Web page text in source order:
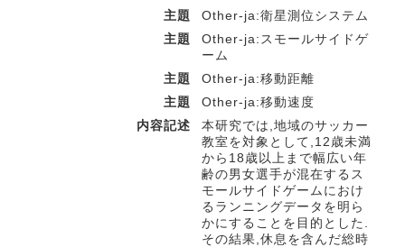
主題
Other-ja:衛星測位システム
主題
Other-ja:スモールサイドゲ
ーム
主題
Other-ja:移動距離
主題
Other-ja:移動速度
内容記述
本研究では,地域のサッカー
教室を対象として,12歳未満
から18歳以上まで幅広い年
齢の男女選手が混在するス
モールサイドゲームにおけ
るランニングデータを明ら
かにすることを目的とした.
その結果,休息を含んだ総時